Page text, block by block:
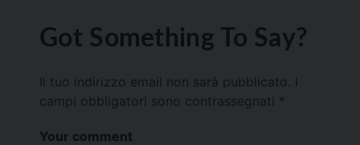
Got Something To Say?
Il tuo indirizzo email non sarà pubblicato.
campi obbligatori sono contrassegnati *
Your comment